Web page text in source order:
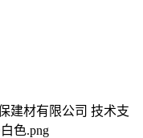
建材有限公司 技术支